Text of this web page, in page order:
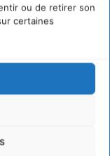
ou de retirer son
certaines